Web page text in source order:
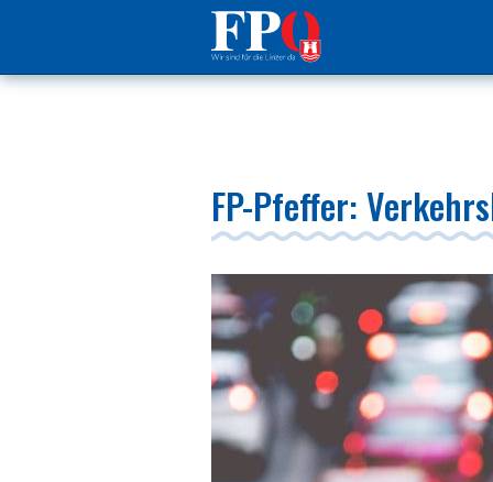
FP-Pfeffer: